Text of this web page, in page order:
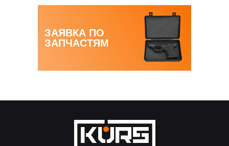
ЗАЯВКА ПО
ЗАПЧАСТЯМ